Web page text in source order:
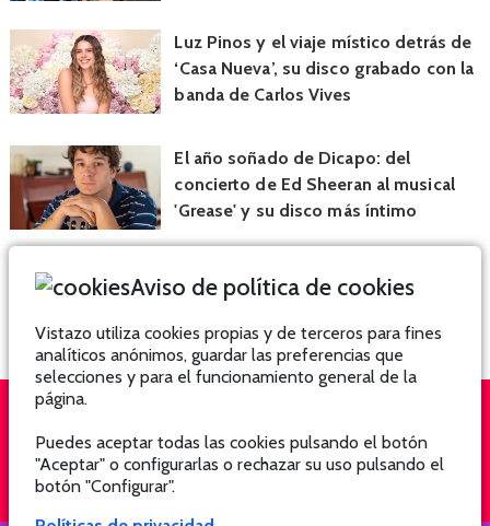
Luz Pinos y el viaje místico detrás de
‘Casa Nueva’, su disco grabado con la
banda de Carlos Vives
El año soñado de Dicapo: del
concierto de Ed Sheeran al musical
'Grease' y su disco más íntimo
QUIÉNES SOMOS
Aviso de política de cookies
Vistazo utiliza cookies propias y de terceros para fines
analíticos anónimos, guardar las preferencias que
selecciones y para el funcionamiento general de la
página.
Puedes aceptar todas las cookies pulsando el botón
"Aceptar" o configurarlas o rechazar su uso pulsando el
botón "Configurar".